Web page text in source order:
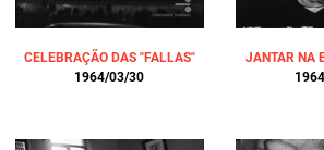
CELEBRAÇÃO DAS "FALLAS"
1964/03/30
JANTAR NA